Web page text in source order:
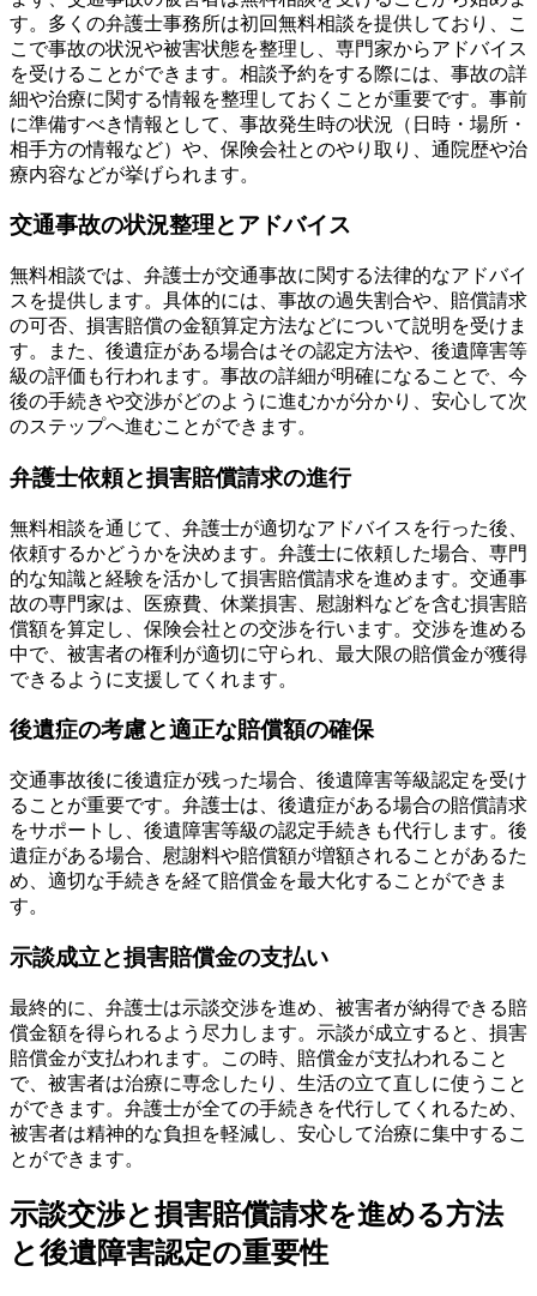
す。多くの弁護士事務所は初回無料相談を提供しており、こ
こで事故の状況や被害状態を整理し、専門家からアドバイス
を受けることができます。相談予約をする際には、事故の詳
細や治療に関する情報を整理しておくことが重要です。事前
に準備すべき情報として、事故発生時の状況（日時・場所・
相手方の情報など）や、保険会社とのやり取り、通院歴や治
療内容などが挙げられます。
交通事故の状況整理とアドバイス
無料相談では、弁護士が交通事故に関する法律的なアドバイ
スを提供します。具体的には、事故の過失割合や、賠償請求
の可否、損害賠償の金額算定方法などについて説明を受けま
す。また、後遺症がある場合はその認定方法や、後遺障害等
級の評価も行われます。事故の詳細が明確になることで、今
後の手続きや交渉がどのように進むかが分かり、安心して次
のステップへ進むことができます。
弁護士依頼と損害賠償請求の進行
無料相談を通じて、弁護士が適切なアドバイスを行った後、
依頼するかどうかを決めます。弁護士に依頼した場合、専門
的な知識と経験を活かして損害賠償請求を進めます。交通事
故の専門家は、医療費、休業損害、慰謝料などを含む損害賠
償額を算定し、保険会社との交渉を行います。交渉を進める
中で、被害者の権利が適切に守られ、最大限の賠償金が獲得
できるように支援してくれます。
後遺症の考慮と適正な賠償額の確保
交通事故後に後遺症が残った場合、後遺障害等級認定を受け
ることが重要です。弁護士は、後遺症がある場合の賠償請求
をサポートし、後遺障害等級の認定手続きも代行します。後
遺症がある場合、慰謝料や賠償額が増額されることがあるた
め、適切な手続きを経て賠償金を最大化することができま
す。
示談成立と損害賠償金の支払い
最終的に、弁護士は示談交渉を進め、被害者が納得できる賠
償金額を得られるよう尽力します。示談が成立すると、損害
賠償金が支払われます。この時、賠償金が支払われること
で、被害者は治療に専念したり、生活の立て直しに使うこと
ができます。弁護士が全ての手続きを代行してくれるため、
被害者は精神的な負担を軽減し、安心して治療に集中するこ
とができます。
示談交渉と損害賠償請求を進める方法
と後遺障害認定の重要性